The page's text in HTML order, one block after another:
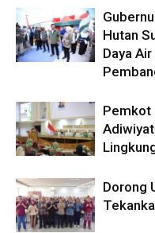
Hutan
Daya
Pemkot
Dorong